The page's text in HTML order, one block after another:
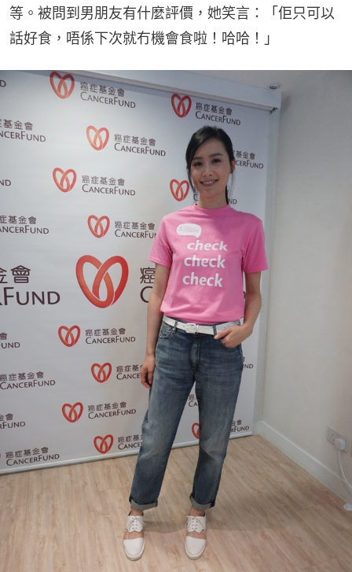
等。被問到男朋友有什麼評價，她笑言：「佢只可以
話好食，唔係下次就冇機會食啦！哈哈！」